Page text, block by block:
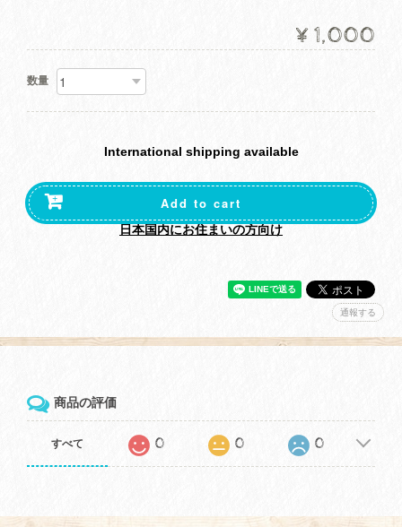
¥1,000
数量
International shipping available
Add to cart
日本国内にお住まいの方向け
通報する
商品の評価
すべて 0 0 0